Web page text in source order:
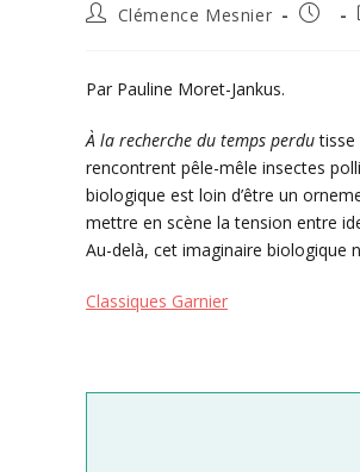
Auteur/autrice
publication :
Clémence Mesnier
Par Pauline Moret-Jankus.
À la recherche du temps perdutisse
rencontrent pêle-mêle insectes
biologique est loin d’être un
mettre en scène la tension entre
Au-delà, cet imaginaire biologique
Classiques Garnier